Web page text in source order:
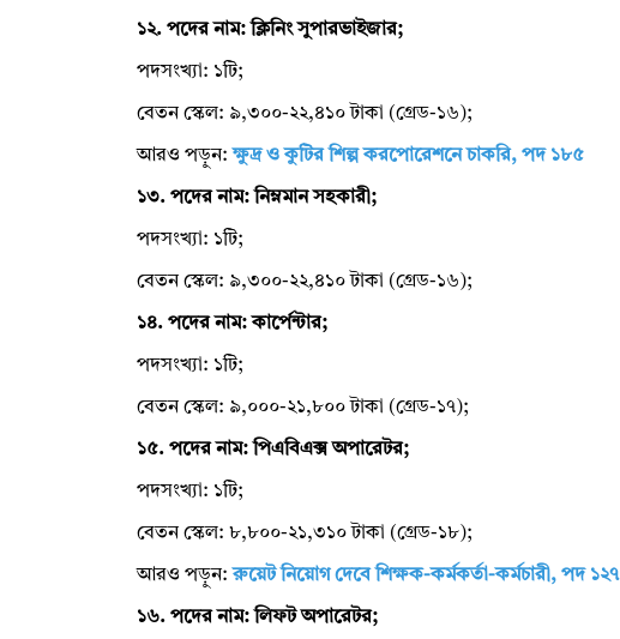
১২. পদের নাম: ক্লিনিং সুপারভাইজার;
পদসংখ্যা: ১টি;
বেতন স্কেল: ৯,৩০০-২২,৪১০ টাকা (গ্রেড-১৬);
আরও পড়ুন:ক্ষুদ্র ও কুটির শিল্প করপোরেশনে চাকরি, পদ ১৮৫
১৩. পদের নাম: নিম্নমান সহকারী;
পদসংখ্যা: ১টি;
বেতন স্কেল: ৯,৩০০-২২,৪১০ টাকা (গ্রেড-১৬);
১৪. পদের নাম: কার্পেন্টার;
পদসংখ্যা: ১টি;
বেতন স্কেল: ৯,০০০-২১,৮০০ টাকা (গ্রেড-১৭);
১৫. পদের নাম: পিএবিএক্স অপারেটর;
পদসংখ্যা: ১টি;
বেতন স্কেল: ৮,৮০০-২১,৩১০ টাকা (গ্রেড-১৮);
আরও পড়ুন:রুয়েট নিয়োগ দেবে শিক্ষক-কর্মকর্তা-কর্মচারী, পদ ১২৭
১৬. পদের নাম: লিফট অপারেটর;